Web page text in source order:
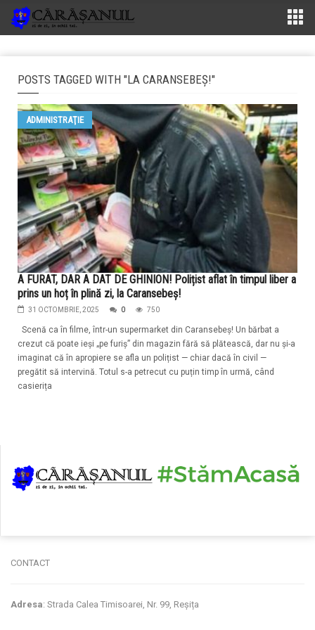
POSTS TAGGED WITH "LA CARANSEBEȘ!"
ADMINISTRAŢIE
A FURAT, DAR A DAT DE GHINION! Polițist aflat în timpul liber a
prins un hoț în plină zi, la Caransebeș!
31 OCTOMBRIE, 2025 0 750
Scenă ca în filme, într-un supermarket din Caransebeș! Un bărbat a
crezut că poate ieși „pe furiș” din magazin fără să plătească, dar nu și-a
imaginat că în apropiere se afla un polițist — chiar dacă în civil —
pregătit să intervină. Totul s-a petrecut cu puțin timp în urmă, când
casierița
CONTACT
Adresa: Strada Calea Timisoarei, Nr. 99, Reșița